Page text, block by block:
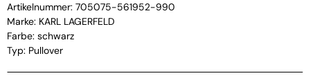
Artikelnummer: 705075-561952-990
Marke: KARL LAGERFELD
Farbe: schwarz
Typ: Pullover